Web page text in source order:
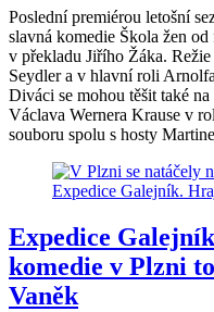
Poslední premiérou letošní
slavná komedie Škola žen
v překladu Jiřího Žáka.
Seydler a v hlavní roli
Diváci se mohou těšit také
Václava Wernera Krause v
souboru spolu s hosty
Expedice
komedie v Plzni
Vaněk